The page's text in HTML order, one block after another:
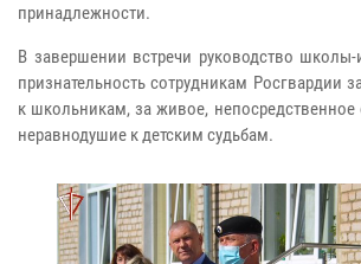
принадлежности.
В завершении встречи руководство школы-
признательность сотрудникам Росгвардии
к школьникам, за живое,
неравнодушие к детским судьбам.